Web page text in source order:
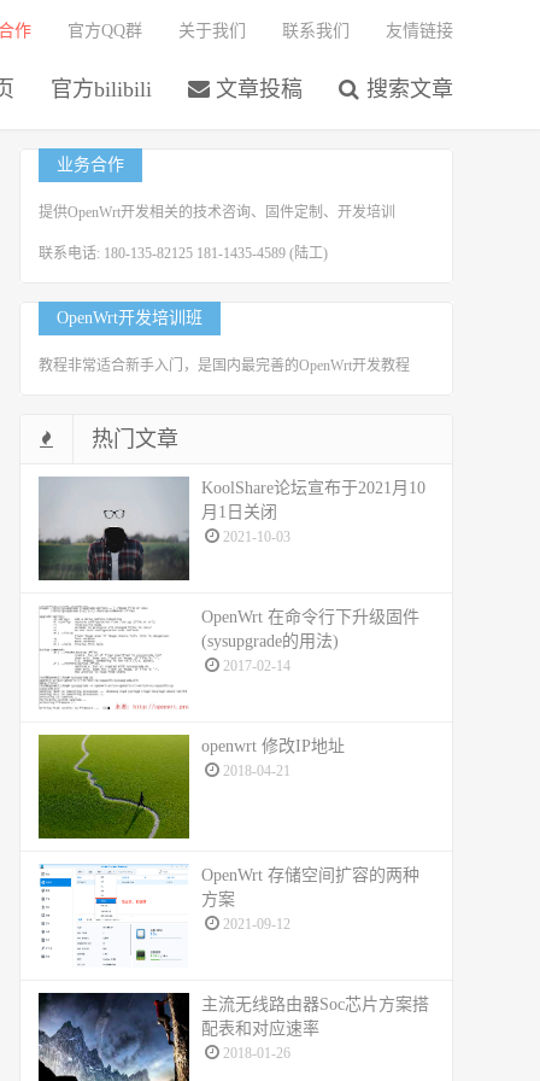
官方bilibili 文章投稿 搜索文章
作 官方QQ群 关于我们 联系我们 友情链接
业务合作
提供OpenWrt开发相关的技术咨询、固件定制、开发培训
联系电话: 180-135-82125 181-1435-4589 (陆工)
OpenWrt开发培训班
教程非常适合新手入门，是国内最完善的OpenWrt开发教程
热门文章
KoolShare论坛宣布于2021月10
月1日关闭
2021-10-03
OpenWrt 在命令行下升级固件
(sysupgrade的用法)
2017-02-14
openwrt 修改IP地址
2018-04-21
OpenWrt 存储空间扩容的两种
方案
2021-09-12
主流无线路由器Soc芯片方案搭
配表和对应速率
2018-01-26